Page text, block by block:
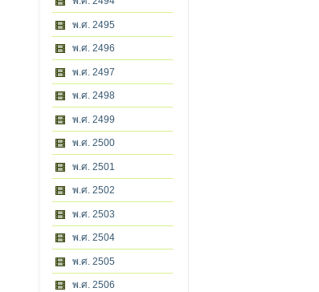
พ.ศ. 2495
พ.ศ. 2496
พ.ศ. 2497
พ.ศ. 2498
พ.ศ. 2499
พ.ศ. 2500
พ.ศ. 2501
พ.ศ. 2502
พ.ศ. 2503
พ.ศ. 2504
พ.ศ. 2505
พ.ศ. 2506